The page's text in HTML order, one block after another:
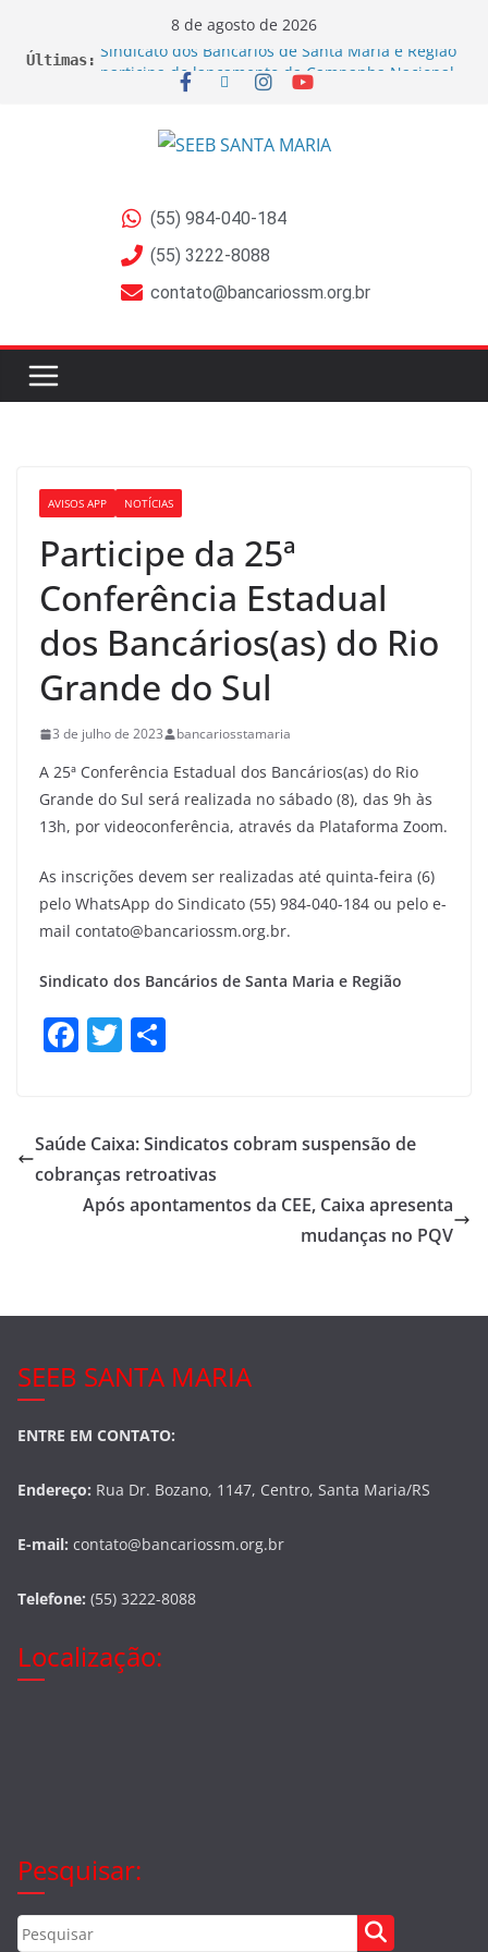
8 de agosto de 2026
Últimas: Sindicato dos Bancários de Santa Maria e Região
participa do lançamento da Campanha Nacional
nas bobinas de papel térmico
EDITAL DE CANCELAMENTO DE ASSEMBLEIA
GERAL EXTRAORDINÁRIA
EDITAL DE CONVOCAÇÃO ASSEMBLEIA GERAL
EXTRAORDINÁRIA Empregados do Banrisul –
Beneficiários de Ações sobre Jornada no Banrisul
(55) 984-040-184
(55) 3222-8088
contato@bancariossm.org.br
AVISOS APP NOTÍCIAS
Participe da 25ª
Conferência Estadual
dos Bancários(as) do Rio
Grande do Sul
3 de julho de 2023 bancariosstamaria
A 25ª Conferência Estadual dos Bancários(as) do Rio
Grande do Sul será realizada no sábado (8), das 9h às
13h, por videoconferência, através da Plataforma Zoom.
As inscrições devem ser realizadas até quinta-feira (6)
pelo WhatsApp do Sindicato (55) 984-040-184 ou pelo e-
mail contato@bancariossm.org.br.
Sindicato dos Bancários de Santa Maria e Região
F
e
b
o
T
er e
Saúde Caixa: Sindicatos cobram suspensão de
cobranças retroativas
Após apontamentos da CEE, Caixa apresenta
mudanças no PQV
SEEB SANTA MARIA
ENTRE EM CONTATO:
Endereço: Rua Dr. Bozano, 1147, Centro, Santa Maria/RS
E-mail: contato@bancariossm.org.br
Telefone: (55) 3222-8088
Localização:
Pesquisar: